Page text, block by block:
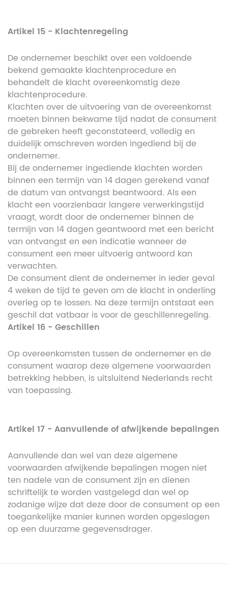
Artikel 15 - Klachtenregeling
De ondernemer beschikt over een voldoende
bekend gemaakte klachtenprocedure en
behandelt de klacht overeenkomstig deze
klachtenprocedure.
Klachten over de uitvoering van de overeenkomst
moeten binnen bekwame tijd nadat de consument
de gebreken heeft geconstateerd, volledig en
duidelijk omschreven worden ingediend bij de
ondernemer.
Bij de ondernemer ingediende klachten worden
binnen een termijn van 14 dagen gerekend vanaf
de datum van ontvangst beantwoord. Als een
klacht een voorzienbaar langere verwerkingstijd
vraagt, wordt door de ondernemer binnen de
termijn van 14 dagen geantwoord met een bericht
van ontvangst en een indicatie wanneer de
consument een meer uitvoerig antwoord kan
verwachten.
De consument dient de ondernemer in ieder geval
4 weken de tijd te geven om de klacht in onderling
overleg op te lossen. Na deze termijn ontstaat een
geschil dat vatbaar is voor de geschillenregeling.
Artikel 16 - Geschillen
Op overeenkomsten tussen de ondernemer en de
consument waarop deze algemene voorwaarden
betrekking hebben, is uitsluitend Nederlands recht
van toepassing.
Artikel 17 - Aanvullende of afwijkende bepalingen
Aanvullende dan wel van deze algemene
voorwaarden afwijkende bepalingen mogen niet
ten nadele van de consument zijn en dienen
schriftelijk te worden vastgelegd dan wel op
zodanige wijze dat deze door de consument op een
toegankelijke manier kunnen worden opgeslagen
op een duurzame gegevensdrager.